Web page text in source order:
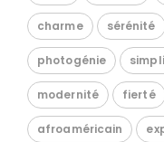
charme sérénité
photogénie
modernité fierté
afroaméricain